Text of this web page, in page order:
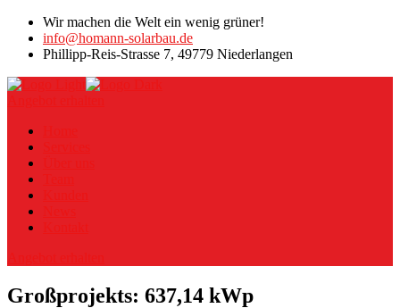
Wir machen die Welt ein wenig grüner!
info@homann-solarbau.de
Phillipp-Reis-Strasse 7, 49779 Niederlangen
Großprojekts: 637,14 kWp